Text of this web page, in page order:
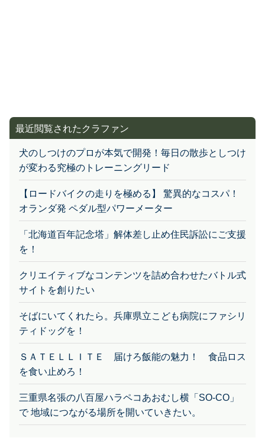
犬のしつけのプロが本気で開発！毎日の散歩としつけ
が変わる究極のトレーニングリード
【ロードバイクの走りを極める】 驚異的なコスパ！
オランダ発 ペダル型パワーメーター
「北海道百年記念塔」解体差し止め住民訴訟にご支援
を！
クリエイティブなコンテンツを詰め合わせたバトル式
サイトを創りたい
そばにいてくれたら。兵庫県立こども病院にファシリ
ティドッグを！
ＳＡＴＥＬＬＩＴＥ 届けろ飯能の魅力！ 食品ロス
を食い止めろ！
三重県名張の八百屋ハラペコあおむし横「SO-CO」
で 地域につながる場所を開いていきたい。